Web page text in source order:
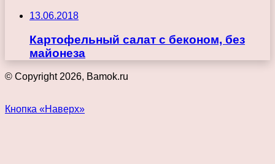
13.06.2018
Картофельный салат с беконом, без
майонеза
© Copyright 2026, Bamok.ru
Кнопка «Наверх»